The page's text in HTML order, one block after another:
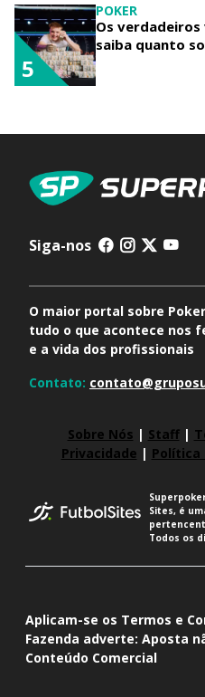
POKER
Os verdadeiros
saiba quanto
5
Siga-nos
O maior portal sobre
tudo o que acontece nos
e a vida dos profissionais
Contato:
Sobre Nós | Staff|
Privacidade | Política
Sites, é
Todos os
Aplicam-se os Termos e
Fazenda adverte: Aposta
Conteúdo Comercial